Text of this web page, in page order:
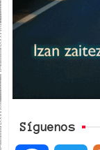
Síguenos